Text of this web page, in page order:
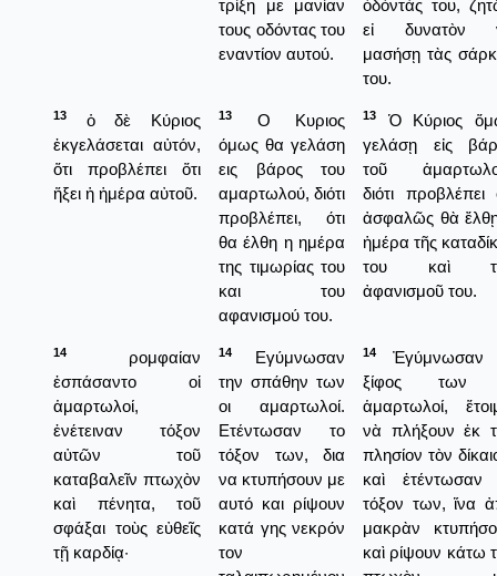
τρίξη με μανίαν
τους οδόντας του
εναντίον αυτού.
ὀδόντάς του,
εἰ δυνατὸν
μασήσῃ τὰς
του.
13
ὁ δὲ Κύριος
ἐκγελάσεται αὐτόν,
ὅτι προβλέπει ὅτι
ἥξει ἡ ἡμέρα αὐτοῦ.
13
Ο Κυριος
όμως θα γελάση
εις βάρος του
αμαρτωλού, διότι
προβλέπει, ότι
θα έλθη η ημέρα
της τιμωρίας του
και του
αφανισμού του.
13
Ὁ Κύριος
γελάσῃ εἰς
τοῦ
διότι προβλέπει
ἀσφαλῶς θὰ
ἡμέρα τῆς
του καὶ
ἀφανισμοῦ του.
14
ρομφαίαν
ἐσπάσαντο οἱ
ἁμαρτωλοί,
ἐνέτειναν τόξον
αὐτῶν τοῦ
καταβαλεῖν πτωχὸν
καὶ πένητα, τοῦ
σφάξαι τοὺς εὐθεῖς
τῇ καρδίᾳ·
14
Εγύμνωσαν
την σπάθην των
οι αμαρτωλοί.
Ετέντωσαν το
τόξον των, δια
να κτυπήσουν με
αυτό και ρίψουν
κατά γης νεκρόν
τον
14
Ἐγύμνωσαν
ξίφος των
ἁμαρτωλοί,
νὰ πλήξουν ἐκ
πλησίον τὸν
καὶ ἐτέντωσαν
τόξον των, ἵνα
μακρὰν
καὶ ρίψουν κάτω